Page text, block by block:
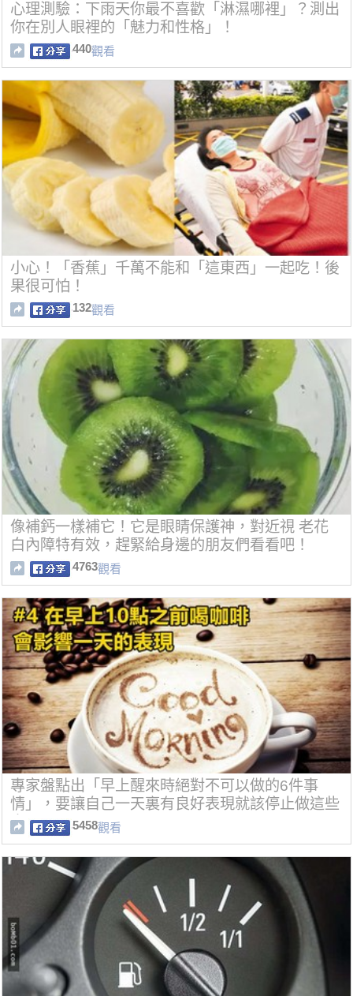
心理測驗：下雨天你最不喜歡「淋濕哪裡」？測出
你在別人眼裡的「魅力和性格」！
440觀看
小心！「香蕉」千萬不能和「這東西」一起吃！後
果很可怕！
132觀看
像補鈣一樣補它！它是眼睛保護神，對近視 老花
白內障特有效，趕緊給身邊的朋友們看看吧！
4763觀看
專家盤點出「早上醒來時絕對不可以做的6件事
情」，要讓自己一天裏有良好表現就該停止做這些
事！
5458觀看